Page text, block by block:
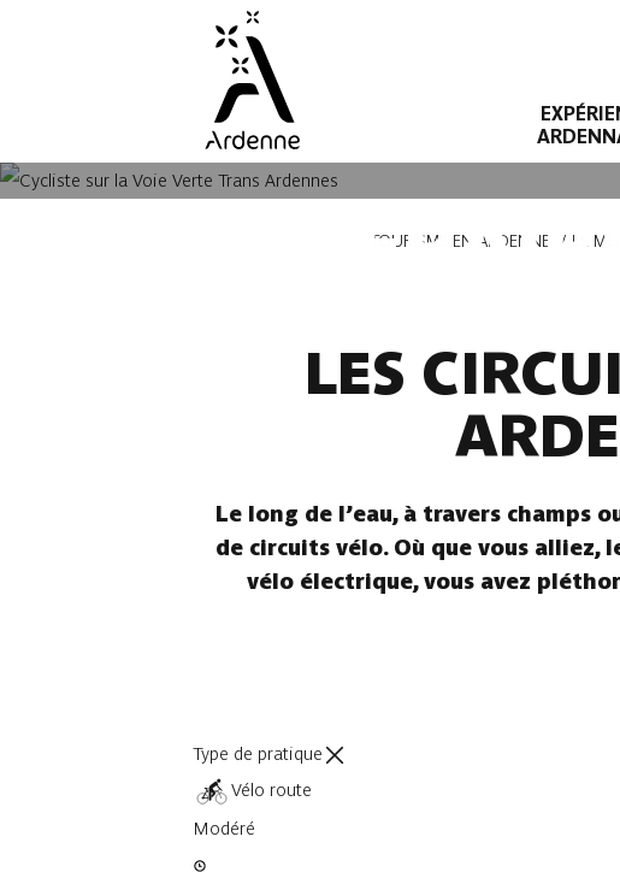
LES TOURISME EN ARDENNE LE
LES
Le long de l’eau, à travers champs
de circuits vélo. Où que vous alliez,
vélo électrique, vous avez
Type de pratique
Vélo route
Modéré